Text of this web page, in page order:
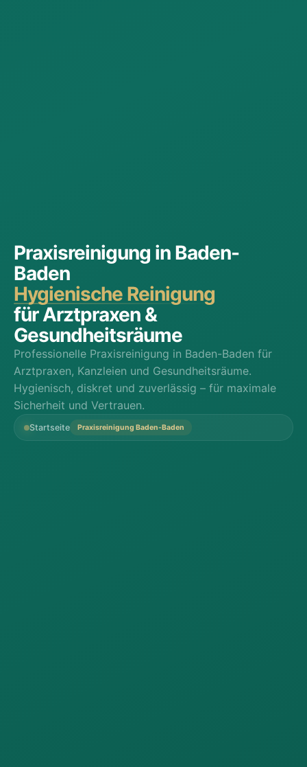
Praxisreinigung in Baden-
Baden
Hygienische Reinigung
für Arztpraxen &
Gesundheitsräume
Professionelle Praxisreinigung in Baden-Baden für
Arztpraxen, Kanzleien und Gesundheitsräume.
Hygienisch, diskret und zuverlässig – für maximale
Sicherheit und Vertrauen.
Startseite Praxisreinigung Baden-Baden